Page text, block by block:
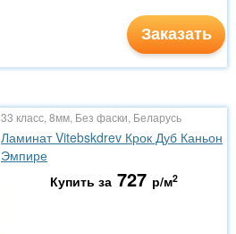
Заказать
33 класс, 8мм, Без фаски, Беларусь
Ламинат Vitebskdrev Крок Дуб Каньон
Эмпире
Купить за 727 р/м2